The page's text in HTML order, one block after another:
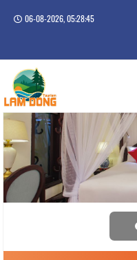
06-08-2026, 05:28:45